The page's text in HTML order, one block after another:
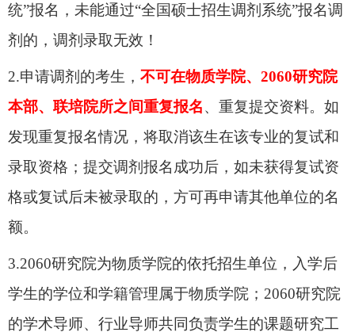
统”报名，未能通过“全国硕士招生调剂系统”报名调
剂的，调剂录取无效！
2.申请调剂的考生， 不可在物质学院、2060研究院
本部、联培院所之间重复报名、重复提交资料。如
发现重复报名情况，将取消该生在该专业的复试和
录取资格；提交调剂报名成功后，如未获得复试资
格或复试后未被录取的，方可再申请其他单位的名
额。
3.2060研究院为物质学院的依托招生单位，入学后
学生的学位和学籍管理属于物质学院；2060研究院
的学术导师、行业导师共同负责学生的课题研究工